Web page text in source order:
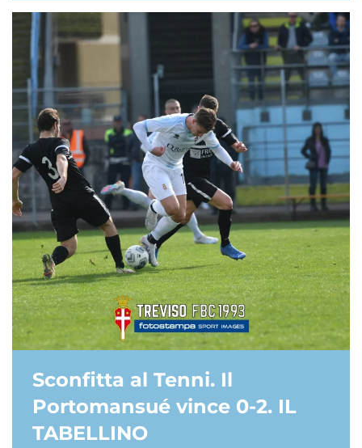
Sconfitta al Tenni. Il
Portomansué vince 0-2. IL
TABELLINO